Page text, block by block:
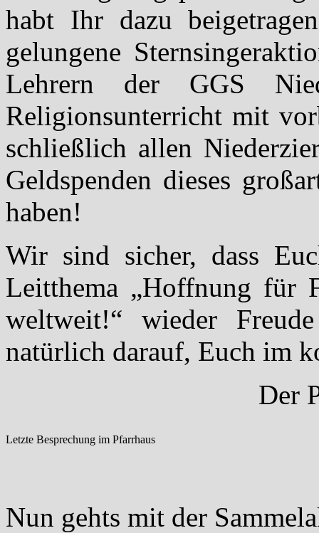
habt Ihr dazu
gelungene
Lehrern der GGS
Religionsunterricht mit
schließlich allen
Geldspenden dieses
haben!
Wir sind sicher, dass
Leitthema „Hoffnung für
weltweit!“ wieder
natürlich darauf, Euch im
Der
Letzte Besprechung im Pfarrhaus
Nun gehts mit der